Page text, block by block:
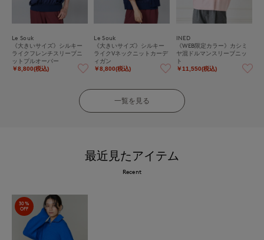
Le Souk
《大きいサイズ》シルキー
ライクフレンチスリーブニ
ットプルオーバー
￥8,800(税込)
Le Souk
《大きいサイズ》シルキー
ライクVネックニットカーデ
ィガン
￥8,800(税込)
INED
《WEB限定カラー》カシミ
ヤ混ドルマンスリーブニッ
ト
￥11,550(税込)
一覧を見る
最近見たアイテム
Recent
30%
OFF